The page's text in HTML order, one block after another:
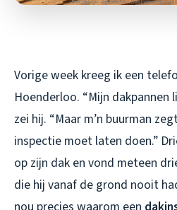
Vorige week kreeg ik een
Hoenderloo. “Mijn dakpannen
zei hij. “Maar m’n buurman
inspectie moet laten doen.”
op zijn dak en vond meteen
die hij vanaf de grond nooit